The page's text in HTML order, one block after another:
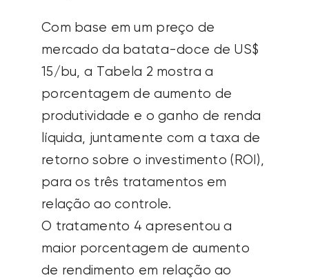
Com base em um preço de
mercado da batata-doce de US$
15/bu, a Tabela 2 mostra a
porcentagem de aumento de
produtividade e o ganho de renda
líquida, juntamente com a taxa de
retorno sobre o investimento (ROI),
para os três tratamentos em
relação ao controle.
O tratamento 4 apresentou a
maior porcentagem de aumento
de rendimento em relação ao